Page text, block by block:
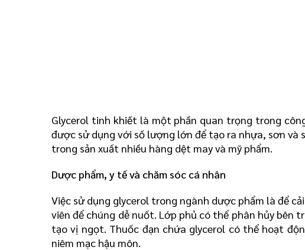
Glycerol tinh khiết là một phần quan trọng trong
được sử dụng với số lượng lớn để tạo ra nhựa, sơn và
trong sản xuất nhiều hàng dệt may và mỹ phẩm.
Dược phẩm, y tế và chăm sóc cá nhân
Việc sử dụng glycerol trong ngành dược phẩm là để
viên để chúng dễ nuốt. Lớp phủ có thể phân hủy bên
tạo vị ngọt. Thuốc đạn chứa glycerol có thể hoạt
niêm mạc hậu môn.